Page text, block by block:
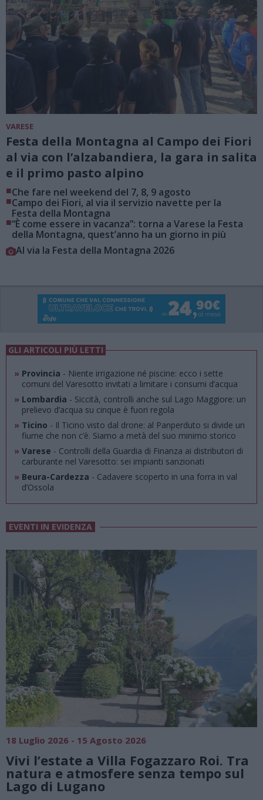
VARESE
Festa della Montagna al Campo dei Fiori
al via con l’alzabandiera, la gara in salita
e il primo pasto alpino
■Che fare nel weekend del 7, 8, 9 agosto
■Campo dei Fiori, al via il servizio navette per la
Festa della Montagna
■“È come essere in vacanza”: torna a Varese la Festa
della Montagna, quest’anno ha un giorno in più
Al via la Festa della Montagna 2026
GLI ARTICOLI PIÙ LETTI
» Provincia - Niente irrigazione né piscine: ecco i sette
comuni del Varesotto invitati a limitare i consumi d’acqua
» Lombardia - Siccità, controlli anche sul Lago Maggiore: un
prelievo d’acqua su cinque è fuori regola
» Ticino - Il Ticino visto dal drone: al Panperduto si divide un
fiume che non c’è. Siamo a metà del suo minimo storico
» Varese - Controlli della Guardia di Finanza ai distributori di
carburante nel Varesotto: sei impianti sanzionati
» Beura-Cardezza - Cadavere scoperto in una forra in val
d’Ossola
EVENTI IN EVIDENZA
18 Luglio 2026 - 15 Agosto 2026
Vivi l’estate a Villa Fogazzaro Roi. Tra
natura e atmosfere senza tempo sul
Lago di Lugano